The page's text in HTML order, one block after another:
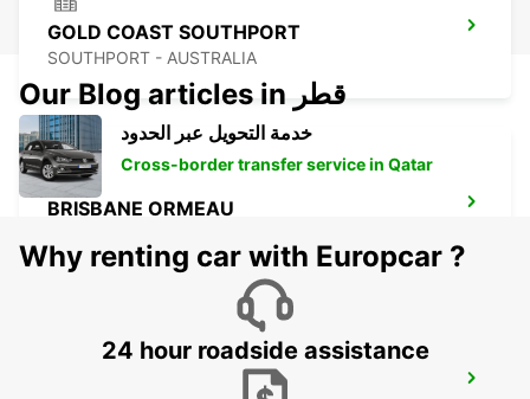
GOLD COAST SOUTHPORT
SOUTHPORT - AUSTRALIA
BRISBANE ORMEAU
BRISBANE LOGANHOLME
Our Blog articles in قطر
خدمة التحويل عبر الحدود
Cross-border transfer service in Qatar
Why renting car with Europcar ?
24 hour roadside assistance